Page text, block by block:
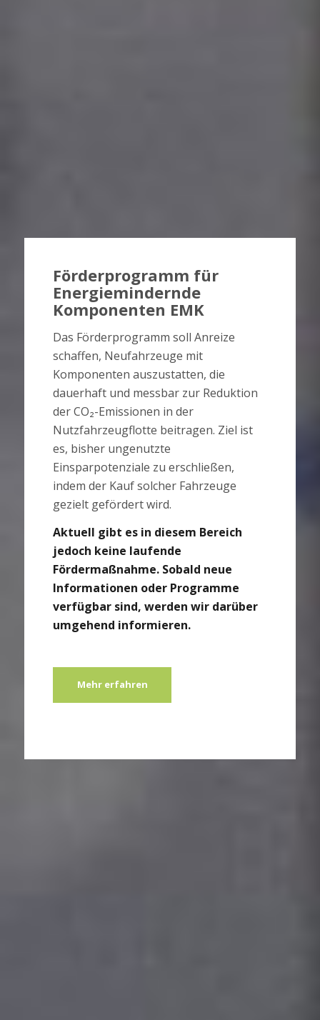
Förderprogramm für
Energiemindernde
Komponenten EMK
Das Förderprogramm soll Anreize
schaffen, Neufahrzeuge mit
Komponenten auszustatten, die
dauerhaft und messbar zur Reduktion
der CO₂-Emissionen in der
Nutzfahrzeugflotte beitragen. Ziel ist
es, bisher ungenutzte
Einsparpotenziale zu erschließen,
indem der Kauf solcher Fahrzeuge
gezielt gefördert wird.
Aktuell gibt es in diesem Bereich
jedoch keine laufende
Fördermaßnahme. Sobald neue
Informationen oder Programme
verfügbar sind, werden wir darüber
umgehend informieren.
Mehr erfahren